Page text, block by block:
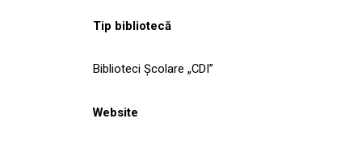
Tip bibliotecă
Biblioteci Școlare „CDI”
Website